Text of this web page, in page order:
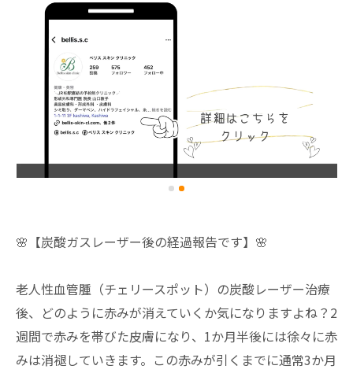
🌸【炭酸ガスレーザー後の経過報告です】🌸
老人性血管腫（チェリースポット）の炭酸レーザー治療
後、どのように赤みが消えていくか気になりますよね？2
週間で赤みを帯びた皮膚になり、1か月半後には徐々に赤
みは消褪していきます。この赤みが引くまでに通常3か月